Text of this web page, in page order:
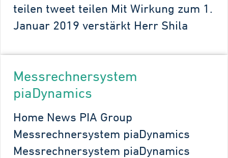
teilen tweet teilen Mit Wirkung zum 1.
Januar 2019 verstärkt Herr Shila
Messrechnersystem
piaDynamics
Home News PIA Group
Messrechnersystem piaDynamics
Messrechnersystem piaDynamics